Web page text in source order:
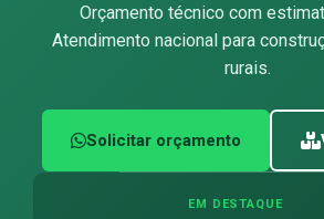
Orçamento técnico com
Atendimento nacional para
rurais.
Solicitar orçamento
EM DESTAQUE